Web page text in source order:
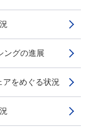
ングの進展
をめぐる状況